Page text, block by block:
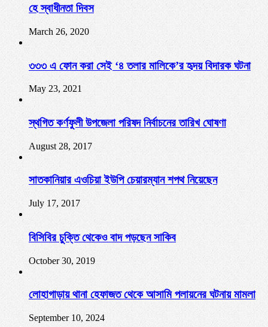
হে স্বাধীনতা দিবস
March 26, 2020
৩৩৩ এ ফোন করা সেই ‘৪ তলার মালিকে’র হৃদয় বিদারক ঘটনা
May 23, 2021
স্থগিত কর্ণফুলী উপজেলা পরিষদ নির্বাচনের তারিখ ঘোষণা
August 28, 2017
সাতকানিয়ার এওচিয়া ইউপি চেয়ারম্যান শপথ নিয়েছেন
July 17, 2017
বিসিবির চুক্তি থেকেও বাদ পড়ছেন সাকিব
October 30, 2019
লোহাগাড়ায় থানা হেফাজত থেকে আসামি পলায়নের ঘটনায় মামলা
September 10, 2024